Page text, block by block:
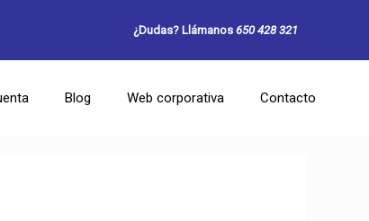
¿Dudas? Llámanos 650 428 321
Blog Web corporativa Contacto